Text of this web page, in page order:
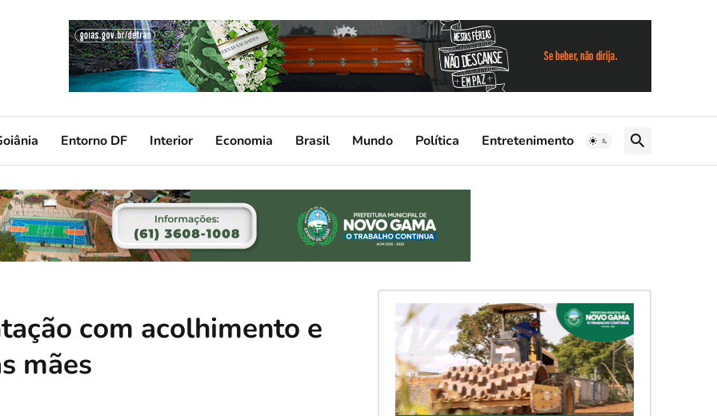
Entorno DF Interior Economia Brasil Mundo Política Entretenimento
com acolhimento e
mães